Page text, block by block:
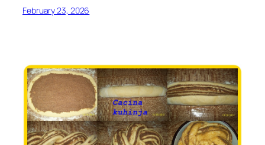
February 23, 2026